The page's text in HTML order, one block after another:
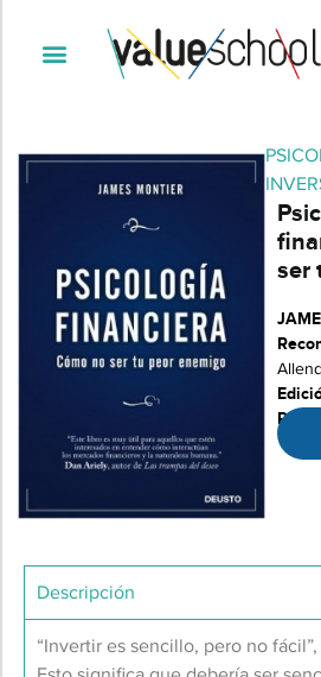
ser
Descripción
“Invertir es sencillo, pero no